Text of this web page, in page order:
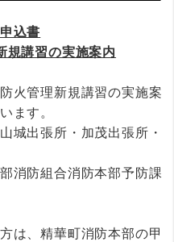
込書
講習の実施案内
火管理新規講習の実施案
ます。
城出張所・加茂出張所・
消防組合消防本部予防課
は、精華町消防本部の甲